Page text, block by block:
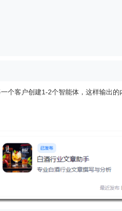
个客户创建1-2个智能体，这样输出